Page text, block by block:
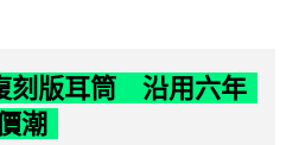
刻版耳筒 沿用六年
潮